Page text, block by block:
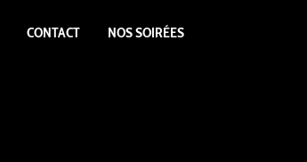
CONTACT NOS SOIRÉES